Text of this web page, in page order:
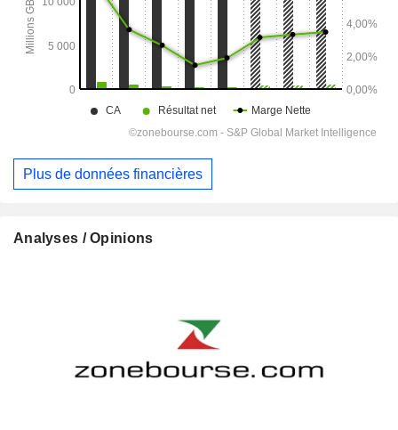
Plus de données financières
Analyses / Opinions